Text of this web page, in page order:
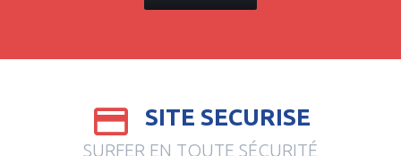
SITE SECURISE
SURFER EN TOUTE SÉCURITÉ